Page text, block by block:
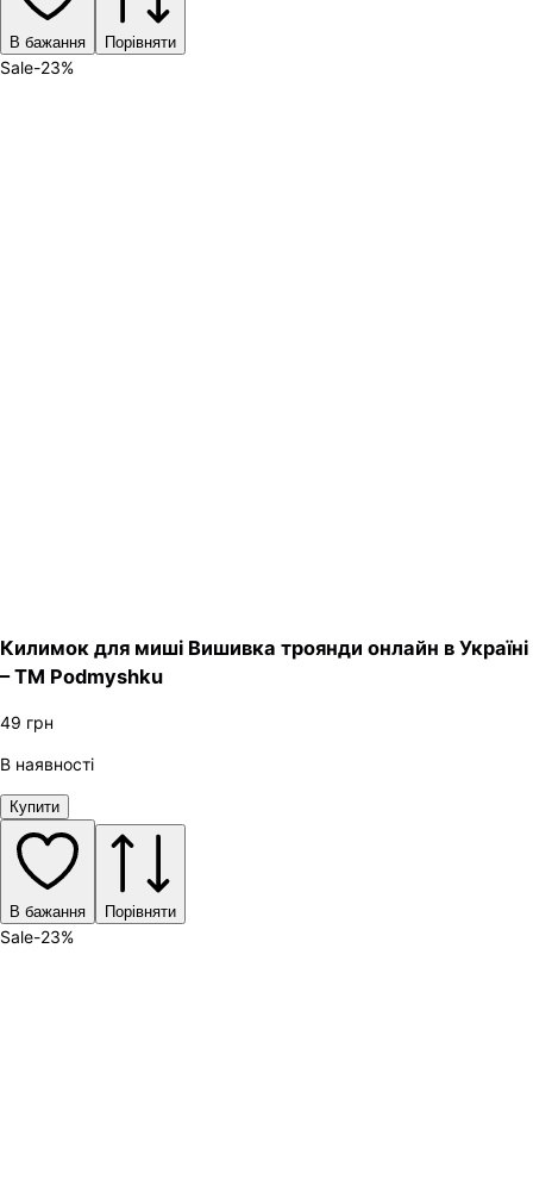
В бажання Порівняти
Sale-23%
Килимок для миші Вишивка троянди онлайн в Україні
– ТМ Podmyshku
49 грн
В наявності
Купити
В бажання Порівняти
Sale-23%